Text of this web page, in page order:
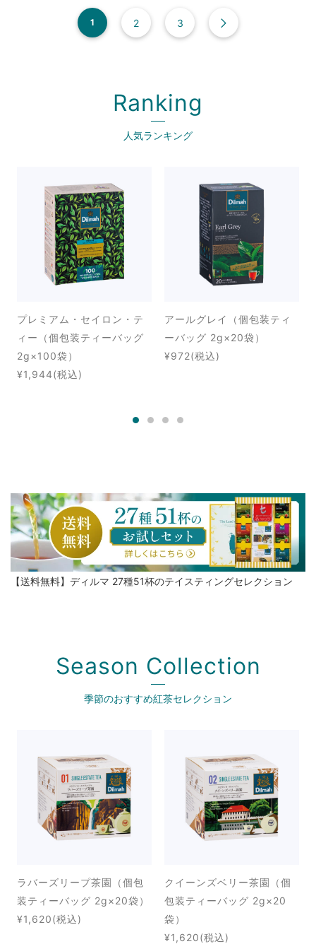
1 2
3
N
a
g
e
Ranking
人気ランキング
プレミアム・セイロン・テ
ィー（個包装ティーバッグ
2g×100袋）
¥1,944(税込)
アールグレイ（個包装ティ
ーバッグ 2g×20袋）
¥972(税込)
【送料無料】ディルマ 27種51杯のテイスティングセレクション
Season Collection
季節のおすすめ紅茶セレクション
ラバーズリープ茶園（個包
装ティーバッグ 2g×20袋）
¥1,620(税込)
クイーンズベリー茶園（個
包装ティーバッグ 2g×20
袋）
¥1,620(税込)